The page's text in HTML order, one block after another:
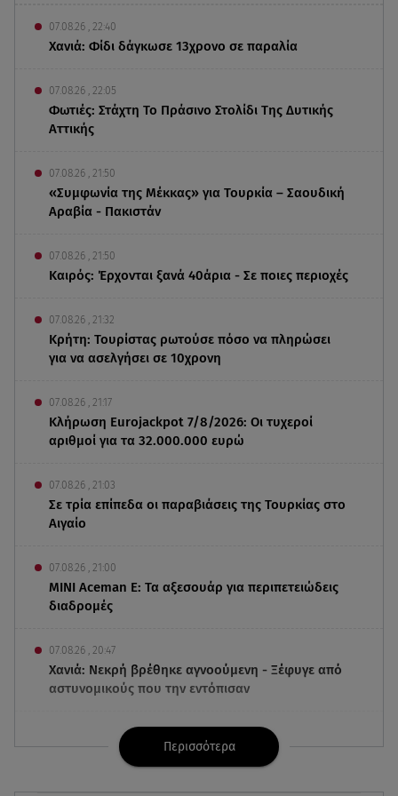
07.08.26 , 22:40
Χανιά: Φίδι δάγκωσε 13χρονο σε παραλία
07.08.26 , 22:05
Φωτιές: Στάχτη Το Πράσινο Στολίδι Της Δυτικής
Αττικής
07.08.26 , 21:50
«Συμφωνία της Μέκκας» για Τουρκία – Σαουδική
Αραβία - Πακιστάν
07.08.26 , 21:50
Καιρός: Έρχονται ξανά 40άρια - Σε ποιες περιοχές
07.08.26 , 21:32
Κρήτη: Τουρίστας ρωτούσε πόσο να πληρώσει
για να ασελγήσει σε 10χρονη
07.08.26 , 21:17
Κλήρωση Eurojackpot 7/8/2026: Οι τυχεροί
αριθμοί για τα 32.000.000 ευρώ
07.08.26 , 21:03
Σε τρία επίπεδα οι παραβιάσεις της Τουρκίας στο
Αιγαίο
07.08.26 , 21:00
MINI Aceman E: Τα αξεσουάρ για περιπετειώδεις
διαδρομές
07.08.26 , 20:47
Χανιά: Νεκρή βρέθηκε αγνοούμενη - Ξέφυγε από
αστυνομικούς που την εντόπισαν
Μυστράς: Κρίσιμος για το κατηγορητήριο ο
χρόνος θανάτου του 90χρονου
Περισσότερα